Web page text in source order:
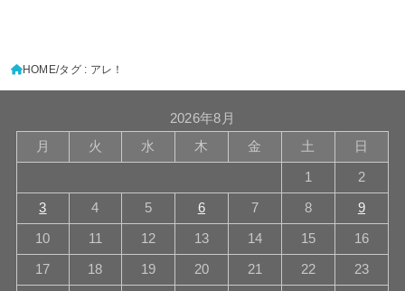
HOME タグ : アレ！
2026年8月
月
火 水 木 金 土 日
1 2
3 4 5 6 7 8 9
10 11 12 13 14 15 16
17 18 19 20 21 22 23